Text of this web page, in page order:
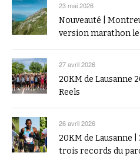
23 mai 2026
Nouveauté |
version marathon
27 avril 2026
20KM de Lausanne
Reels
26 avril 2026
20KM de Lausanne
trois records du